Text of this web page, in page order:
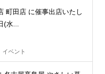
町田店 に催事出店いたし
(水...
イベント